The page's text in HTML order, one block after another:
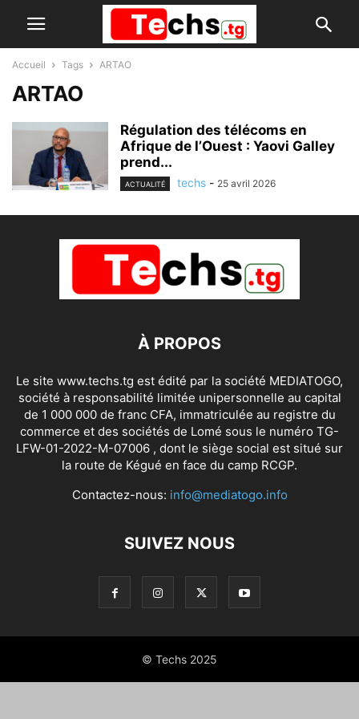
Accueil Tags ARTAO
ARTAO
Régulation des télécoms en
Afrique de l’Ouest : Yaovi Galley
prend...
ACTUALITÉ techs - 25 avril 2026
À PROPOS
Le site www.techs.tg est édité par la société MEDIATOGO,
société à responsabilité limitée unipersonnelle au capital
de 1 000 000 de franc CFA, immatriculée au registre du
commerce et des sociétés de Lomé sous le numéro TG-
LFW-01-2022-M-07006 , dont le siège social est situé sur
la route de Kégué en face du camp RCGP.
Contactez-nous: info@mediatogo.info
SUIVEZ NOUS
© Techs 2025